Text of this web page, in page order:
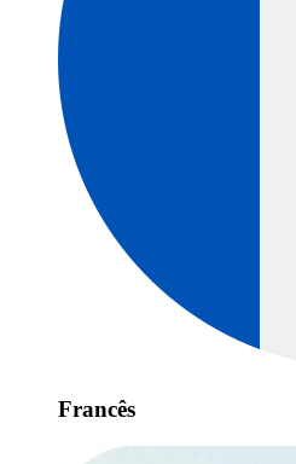
Francês